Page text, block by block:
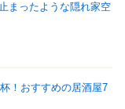
まったような隠れ家空
！おすすめの居酒屋7